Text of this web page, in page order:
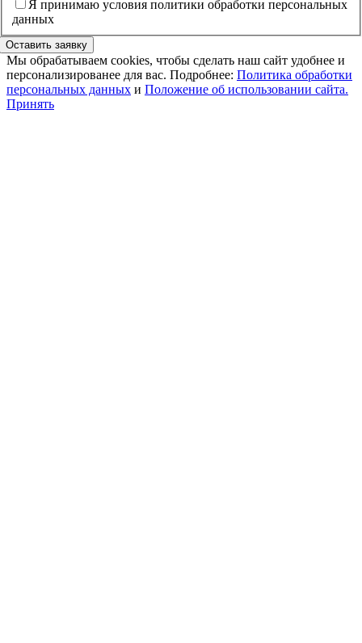
Я принимаю условия политики обработки персональных
данных
Оставить заявку
Мы обрабатываем cookies, чтобы сделать наш сайт удобнее и
персонализированее для вас. Подробнее: Политика обработки
персональных данных и Положение об использовании сайта.
Принять